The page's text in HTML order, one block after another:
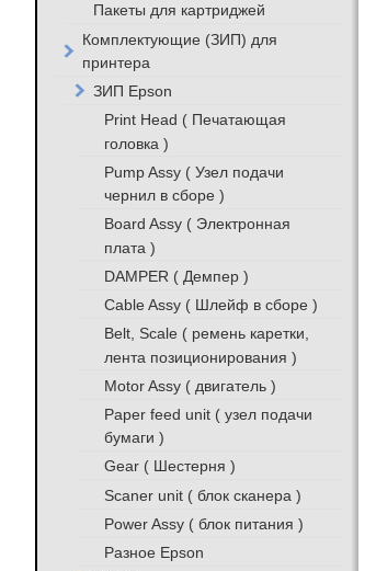
Пакеты для картриджей
Комплектующие (ЗИП) для
принтера
ЗИП Epson
Print Head ( Печатающая
головка )
Pump Assy ( Узел подачи
чернил в сборе )
Board Assy ( Электронная
плата )
DAMPER ( Демпер )
Cable Assy ( Шлейф в сборе )
Belt, Scale ( ремень каретки,
лента позиционирования )
Motor Assy ( двигатель )
Paper feed unit ( узел подачи
бумаги )
Gear ( Шестерня )
Scaner unit ( блок сканера )
Power Assy ( блок питания )
Разное Epson